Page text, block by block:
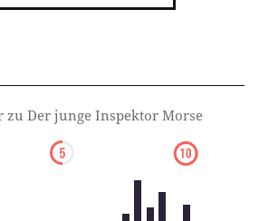
zu Der junge Inspektor Morse